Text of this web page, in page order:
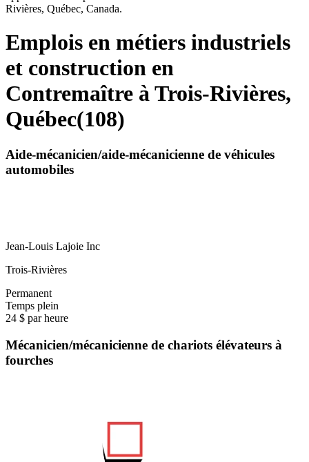
Rivières, Québec, Canada.
Emplois en métiers industriels
et construction en
Contremaître à Trois-Rivières,
Québec(108)
Aide-mécanicien/aide-mécanicienne de véhicules
automobiles
Jean-Louis Lajoie Inc
Trois-Rivières
Permanent
Temps plein
24 $ par heure
Mécanicien/mécanicienne de chariots élévateurs à
fourches